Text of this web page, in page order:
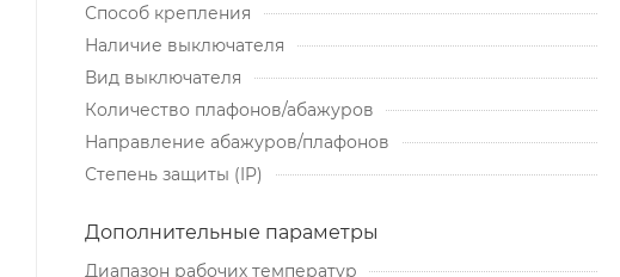
Способ крепления
Наличие выключателя
Вид выключателя
Количество плафонов/абажуров
Направление абажуров/плафонов
Степень защиты (IP)
Дополнительные параметры
Диапазон рабочих температур